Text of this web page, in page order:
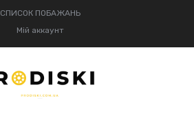
СПИСОК ПОБАЖАНЬ
Мій аккаунт